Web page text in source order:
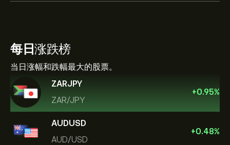
每日涨跌榜
当日涨幅和跌幅最大的股票。
ZARJPY
ZAR/JPY
+0.95%
AUDUSD
AUD/USD
+0.48%